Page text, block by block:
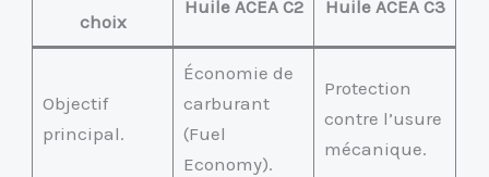
choix
Huile ACEA C2 Huile ACEA C3
Objectif
principal.
Économie de
carburant
(Fuel
Economy).
Protection
contre l’usure
mécanique.